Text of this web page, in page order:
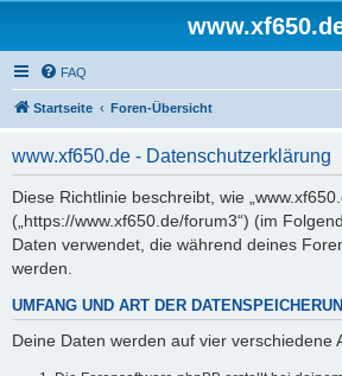
FAQ
Startseite Foren-Übersicht
www.xf650.de - Datenschutzerklärung
Diese Richtlinie beschreibt, wie
(„https://www.xf650.de/forum3“) (im
Daten verwendet, die während deines
werden.
UMFANG UND ART DER
Deine Daten werden auf vier verschiedene